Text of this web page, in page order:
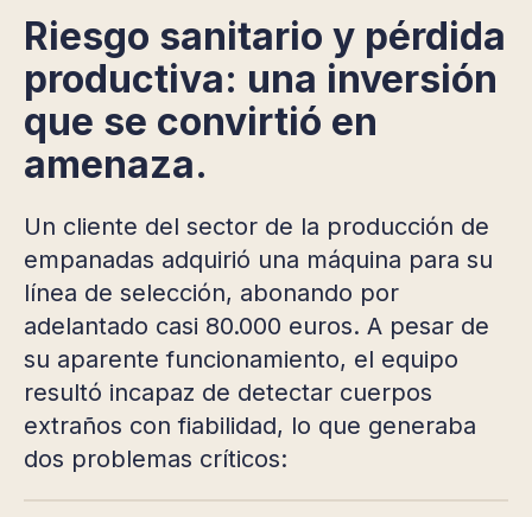
Riesgo sanitario y pérdida
productiva: una inversión
que se convirtió en
amenaza.
Un cliente del sector de la producción de
empanadas adquirió una máquina para su
línea de selección, abonando por
adelantado casi 80.000 euros. A pesar de
su aparente funcionamiento, el equipo
resultó incapaz de detectar cuerpos
extraños con fiabilidad, lo que generaba
dos problemas críticos: